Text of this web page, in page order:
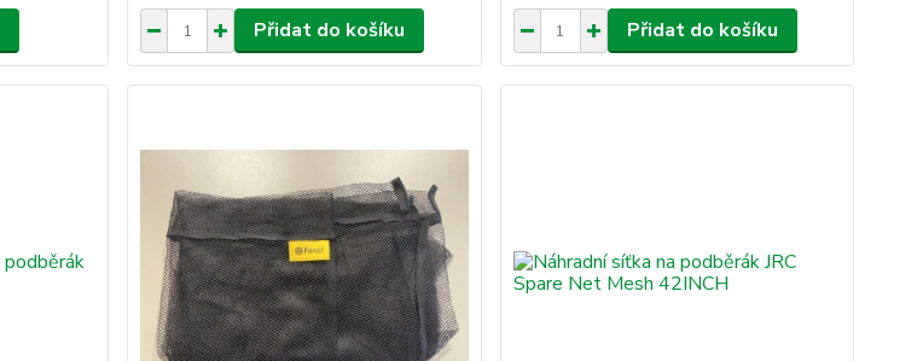
Přidat do košíku Přidat do košíku